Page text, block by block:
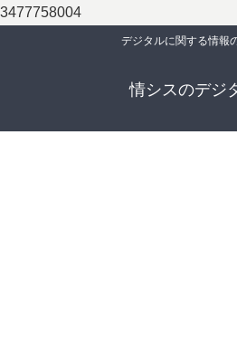
3477758004
デジタルに関する情報
情シスのデジ